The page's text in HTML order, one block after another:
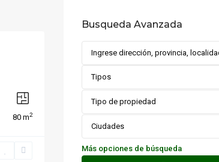
80 m2
Busqueda Avanzada
Tipos
Tipo de propiedad
Ciudades
Más opciones de búsqueda